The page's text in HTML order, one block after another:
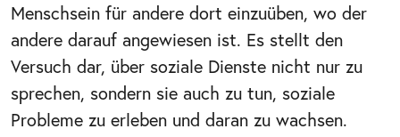
Menschsein für andere dort einzuüben, wo der
andere darauf angewiesen ist. Es stellt den
Versuch dar, über soziale Dienste nicht nur zu
sprechen, sondern sie auch zu tun, soziale
Probleme zu erleben und daran zu wachsen.